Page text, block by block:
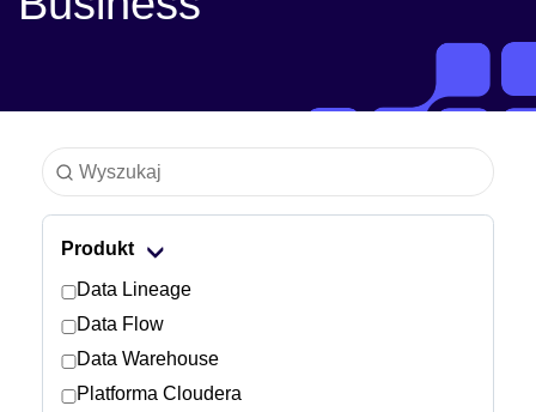
Branża
Usługi finansowe
Produkcja przemysłowa
Ubezpieczenia
Produkt
Data Lineage
Data Flow
Data Warehouse
Platforma Cloudera